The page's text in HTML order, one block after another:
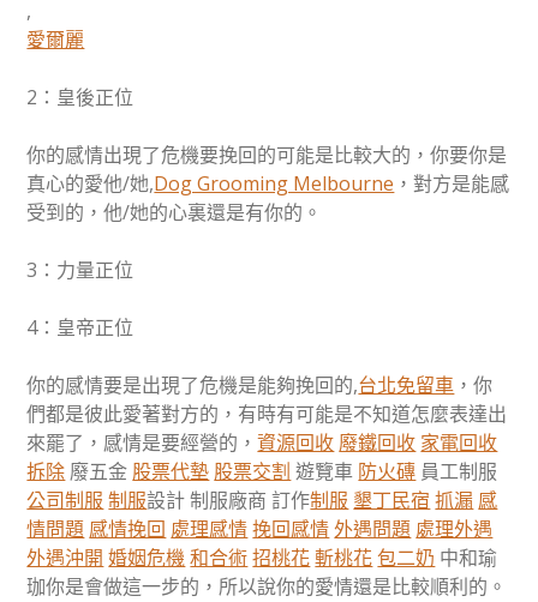
,
愛爾麗
2：皇後正位
你的感情出現了危機要挽回的可能是比較大的，你要你是
真心的愛他/她,Dog Grooming Melbourne ，對方是能感
受到的，他/她的心裏還是有你的。
3：力量正位
4：皇帝正位
你的感情要是出現了危機是能夠挽回的,台北免留車 ，你
們都是彼此愛著對方的，有時有可能是不知道怎麼表達出
來罷了，感情是要經營的，資源回收 廢鐵回收 家電回收
拆除 廢五金 股票代墊 股票交割 遊覽車 防火磚 員工制服
公司制服 制服設計 制服廠商 訂作制服 墾丁民宿 抓漏 感
情問題 感情挽回 處理感情挽回感情外遇問題 處理外遇
外遇沖開 婚姻危機和合術招桃花斬桃花包二奶 中和瑜
珈你是會做這一步的，所以說你的愛情還是比較順利的。